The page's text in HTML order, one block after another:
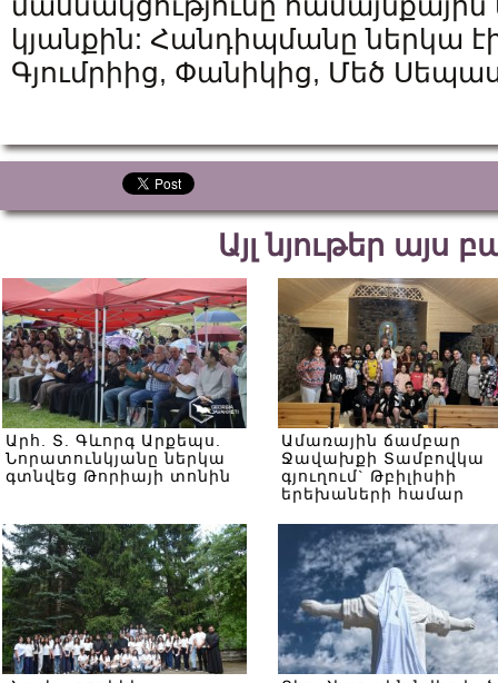
կյանքին: Հանդիպմանը ներկա
Գյումրիից, Փանիկից, Մեծ
Այլ նյութեր այս
Արհ. Տ. Գևորգ Արքեպս.
Նորատունկյանը ներկա
գտնվեց Թորիայի տոնին
Ամառային ճամբար
Ջավախքի Տամբովկա
գյուղում` Թբիլիսիի
երեխաների համար